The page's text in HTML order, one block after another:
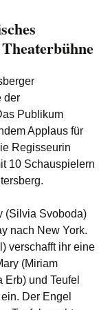
der
Publikum
Applaus für
Regisseurin
10 Schauspielern
(Silvia Svoboda)
nach New York.
verschafft ihr eine
(Miriam
und Teufel
Der Engel